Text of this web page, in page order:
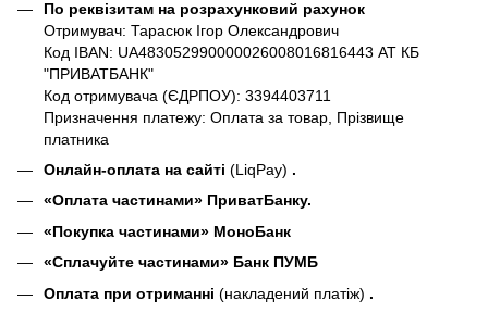
По реквізитам на розрахунковий рахунок
Отримувач: Тарасюк Ігор Олександрович
Код IBAN: UA483052990000026008016816443 АТ КБ
"ПРИВАТБАНК"
Код отримувача (ЄДРПОУ): 3394403711
Призначення платежу: Оплата за товар, Прізвище
платника
Онлайн-оплата на сайті (LiqPay) .
«Оплата частинами» ПриватБанку.
«Покупка частинами» МоноБанк
«Сплачуйте частинами» Банк ПУМБ
Оплата при отриманні (накладений платіж) .